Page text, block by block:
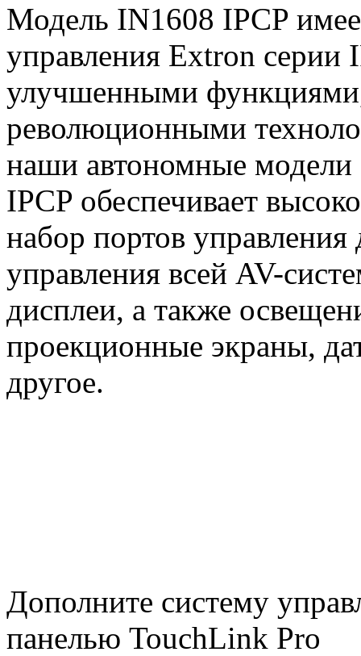
Модель IN1608 IPCP
управления Extron
улучшенными
революционными
наши автономные
IPCP обеспечивает
набор портов управления
управления всей AV-
дисплеи, а также
проекционные экраны,
другое.
Дополните систему
панелью TouchLink Pro